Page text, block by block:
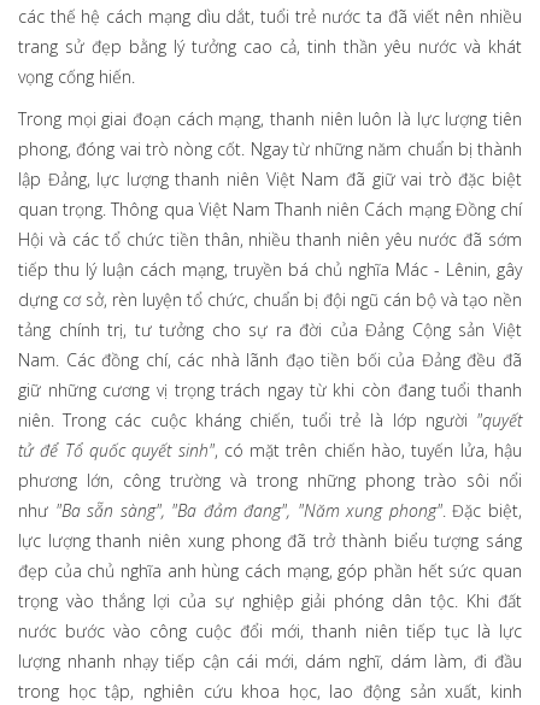
các thế hệ cách mạng dìu dắt, tuổi trẻ nước ta đã viết nên nhiều
trang sử đẹp bằng lý tưởng cao cả, tinh thần yêu nước và khát
vọng cống hiến.
Trong mọi giai đoạn cách mạng, thanh niên luôn là lực lượng tiên
phong, đóng vai trò nòng cốt. Ngay từ những năm chuẩn bị thành
lập Đảng, lực lượng thanh niên Việt Nam đã giữ vai trò đặc biệt
quan trọng. Thông qua Việt Nam Thanh niên Cách mạng Đồng chí
Hội và các tổ chức tiền thân, nhiều thanh niên yêu nước đã sớm
tiếp thu lý luận cách mạng, truyền bá chủ nghĩa Mác - Lênin, gây
dựng cơ sở, rèn luyện tổ chức, chuẩn bị đội ngũ cán bộ và tạo nền
tảng chính trị, tư tưởng cho sự ra đời của Đảng Cộng sản Việt
Nam. Các đồng chí, các nhà lãnh đạo tiền bối của Đảng đều đã
giữ những cương vị trọng trách ngay từ khi còn đang tuổi thanh
niên. Trong các cuộc kháng chiến, tuổi trẻ là lớp người "quyết
tử để Tổ quốc quyết sinh", có mặt trên chiến hào, tuyến lửa, hậu
phương lớn, công trường và trong những phong trào sôi nổi
như "Ba sẵn sàng", "Ba đảm đang", "Năm xung phong". Đặc biệt,
lực lượng thanh niên xung phong đã trở thành biểu tượng sáng
đẹp của chủ nghĩa anh hùng cách mạng, góp phần hết sức quan
trọng vào thắng lợi của sự nghiệp giải phóng dân tộc. Khi đất
nước bước vào công cuộc đổi mới, thanh niên tiếp tục là lực
lượng nhanh nhạy tiếp cận cái mới, dám nghĩ, dám làm, đi đầu
trong học tập, nghiên cứu khoa học, lao động sản xuất, kinh